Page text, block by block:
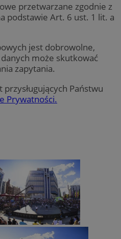
przetwarzane zgodnie z
podstawie Art. 6 ust. 1 lit. a
jest dobrowolne,
może skutkować
zapytania.
Państwu
Prywatności.